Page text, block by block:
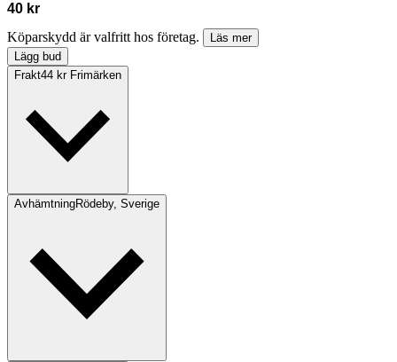
40 kr
Köparskydd är valfritt hos företag.
Läs mer
Lägg bud
Frakt44 kr Frimärken
AvhämtningRödeby, Sverige